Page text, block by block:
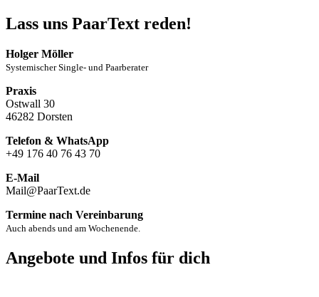
Lass uns PaarText reden!
Holger Möller
Systemischer Single- und Paarberater
Praxis
Ostwall 30
46282 Dorsten
Telefon & WhatsApp
+49 176 40 76 43 70
E-Mail
Mail@PaarText.de
Termine nach Vereinbarung
Auch abends und am Wochenende.
Angebote und Infos für dich